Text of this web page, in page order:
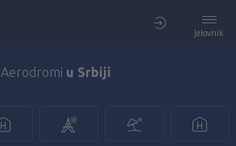
Jelovnik
Aerodromi u Srbiji